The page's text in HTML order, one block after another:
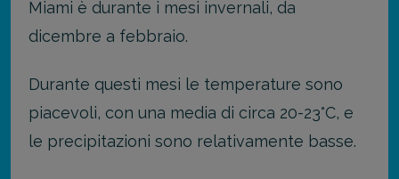
Miami è durante i mesi invernali, da
dicembre a febbraio.
Durante questi mesi le temperature sono
piacevoli, con una media di circa 20-23°C, e
le precipitazioni sono relativamente basse.